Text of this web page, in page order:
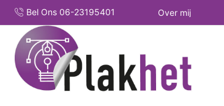
Bel Ons 06-23195401 Over mij